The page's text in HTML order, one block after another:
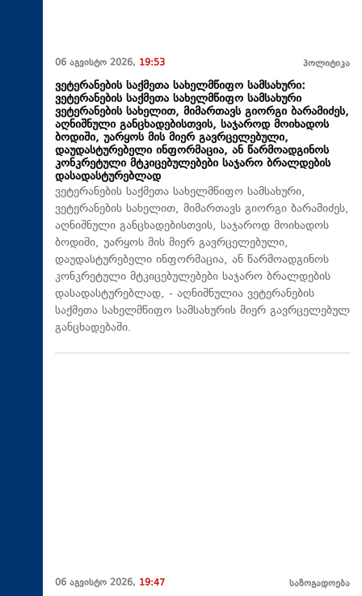
06 აგვისტო 2026, 19:53 პოლიტიკა
ვეტერანების საქმეთა სახელმწიფო სამსახური:
ვეტერანების საქმეთა სახელმწიფო სამსახური
ვეტერანების სახელით, მიმართავს გიორგი ბარამიძეს,
აღნიშნული განცხადებისთვის, საჯაროდ მოიხადოს
ბოდიში, უარყოს მის მიერ გავრცელებული,
დაუდასტურებელი ინფორმაცია, ან წარმოადგინოს
კონკრეტული მტკიცებულებები საჯარო ბრალდების
დასადასტურებლად
ვეტერანების საქმეთა სახელმწიფო სამსახური,
ვეტერანების სახელით, მიმართავს გიორგი ბარამიძეს,
აღნიშნული განცხადებისთვის, საჯაროდ მოიხადოს
ბოდიში, უარყოს მის მიერ გავრცელებული,
დაუდასტურებელი ინფორმაცია, ან წარმოადგინოს
კონკრეტული მტკიცებულებები საჯარო ბრალდების
დასადასტურებლად, - აღნიშნულია ვეტერანების
საქმეთა სახელმწიფო სამსახურის მიერ გავრცელებულ
განცხადებაში.
06 აგვისტო 2026, 19:47 საზოგადოება